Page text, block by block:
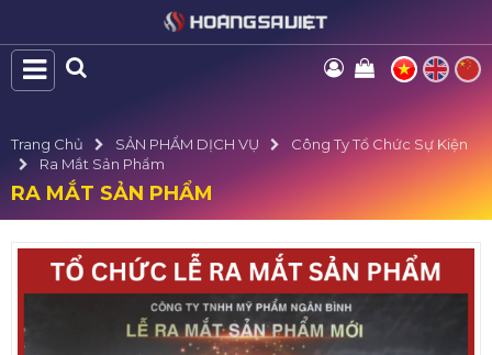
Trang Chủ SẢN PHẨM DỊCH VỤ
Công Ty Tổ Chức Sự Kiện
Ra Mắt Sản Phẩm
RA MẮT SẢN PHẨM